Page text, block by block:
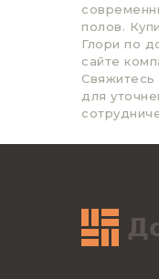
полов.
Глори по
сайте
для